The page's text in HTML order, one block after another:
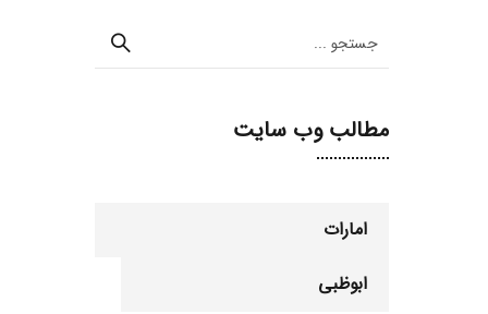
مطالب وب سایت
امارات
ابوظبی